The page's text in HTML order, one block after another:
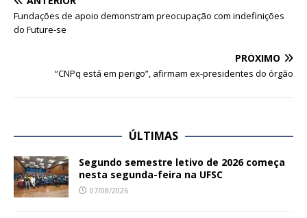
Fundações de apoio demonstram preocupação com indefinições
do Future-se
PRÓXIMO
“CNPq está em perigo”, afirmam ex-presidentes do órgão
ÚLTIMAS
Segundo semestre letivo de 2026 começa
nesta segunda-feira na UFSC
07/08/2026